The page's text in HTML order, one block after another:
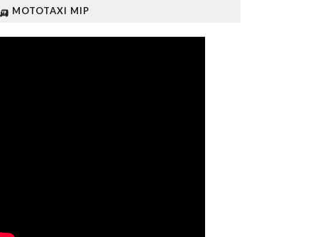
🛺 MOTOTAXI MIP